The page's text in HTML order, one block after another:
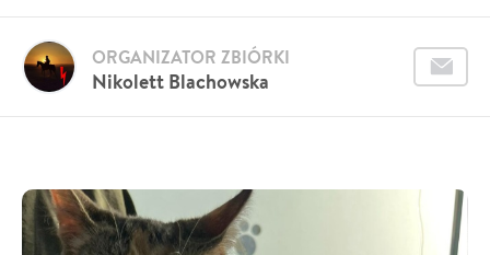
Nikolett Blachowska
ORGANIZATOR ZBIÓRKI